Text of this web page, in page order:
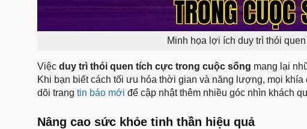
Minh họa lợi ích duy trì thói
Việc duy trì thói quen tích cực trong cuộc sống mang lại
Khi bạn biết cách tối ưu hóa thời gian và năng lượng, mọi
dõi trang tin báo mới để cập nhật thêm nhiều góc nhìn khách
Nâng cao sức khỏe tinh thần hiệu quả